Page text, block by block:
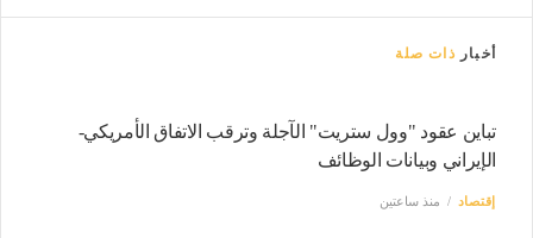
أخبار ذات صلة
تباين عقود "وول ستريت" الآجلة وترقب الاتفاق الأمريكي-
الإيراني وبيانات الوظائف
إقتصاد منذ ساعتين